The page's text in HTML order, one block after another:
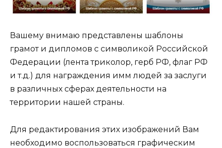
Вашему внимаю представлены шаблоны
грамот и дипломов с символикой Российской
Федерации (лента триколор, герб РФ, флаг РФ
и т.д.) для награждения имм людей за заслуги
в различных сферах деятельности на
территории нашей страны.
Для редактирования этих изображений Вам
необходимо воспользоваться графическим